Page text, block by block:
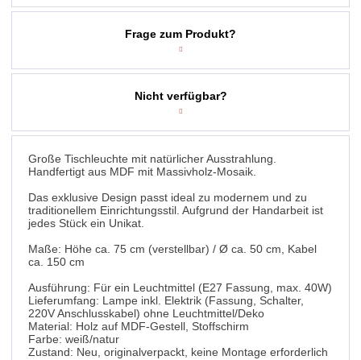
Frage zum Produkt?
Nicht verfügbar?
Große Tischleuchte mit natürlicher Ausstrahlung.
Handfertigt aus MDF mit Massivholz-Mosaik.
Das exklusive Design passt ideal zu modernem und zu
traditionellem Einrichtungsstil. Aufgrund der Handarbeit ist
jedes Stück ein Unikat.
Maße: Höhe ca. 75 cm (verstellbar) / Ø ca. 50 cm, Kabel
ca. 150 cm
Ausführung: Für ein Leuchtmittel (E27 Fassung, max. 40W)
Lieferumfang: Lampe inkl. Elektrik (Fassung, Schalter,
220V Anschlusskabel) ohne Leuchtmittel/Deko
Material: Holz auf MDF-Gestell, Stoffschirm
Farbe: weiß/natur
Zustand: Neu, originalverpackt, keine Montage erforderlich